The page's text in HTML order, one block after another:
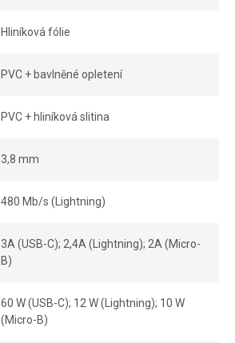
Hliníková fólie
PVC + bavlněné opletení
PVC + hliníková slitina
3,8 mm
480 Mb/s (Lightning)
3A (USB-C); 2,4A (Lightning); 2A (Micro-
B)
60 W (USB-C); 12 W (Lightning); 10 W
(Micro-B)